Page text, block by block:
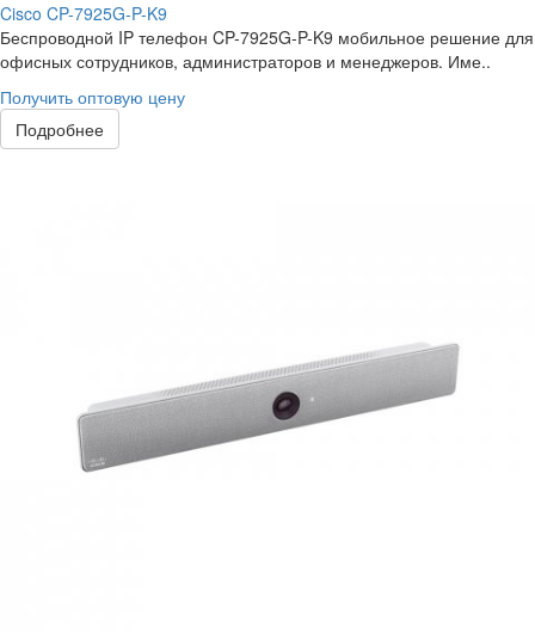
Cisco CP-7925G-P-K9
Беспроводной IP телефон CP-7925G-P-K9 мобильное решение для
офисных сотрудников, администраторов и менеджеров. Име..
Получить оптовую цену
Подробнее